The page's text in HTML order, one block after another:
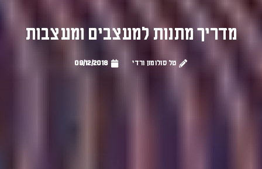
מדריך מתנות למעצבים ומעצבות
טל סולומון ורדי 09/12/2018